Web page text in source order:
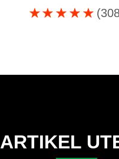
white
smile
ARTIKEL